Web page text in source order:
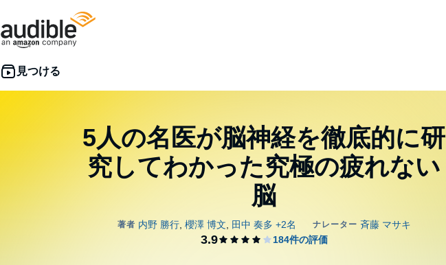
5人の名医が脳神経を徹底的に研
究してわかった究極の疲れない
脳